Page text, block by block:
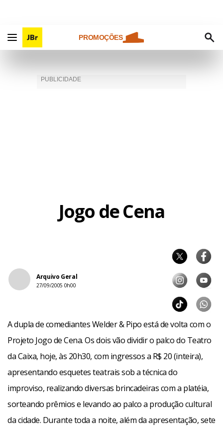
PROMOÇÕES
Jogo de Cena
Arquivo Geral
27/09/2005 0h00
A dupla de comediantes Welder & Pipo está de volta com o
Projeto Jogo de Cena. Os dois vão dividir o palco do Teatro
da Caixa, hoje, às 20h30, com ingressos a R$ 20 (inteira),
apresentando esquetes teatrais sob a técnica do
improviso, realizando diversas brincadeiras com a platéia,
sorteando prêmios e levando ao palco a produção cultural
da cidade. Durante toda a noite, além da apresentação, sete